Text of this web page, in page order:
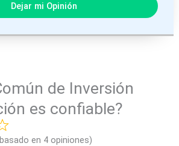
Dejar mi Opinión
de Inversión
es confiable?
en 4 opiniones)